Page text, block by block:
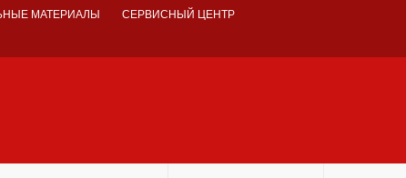
МАТЕРИАЛЫ СЕРВИСНЫЙ ЦЕНТР